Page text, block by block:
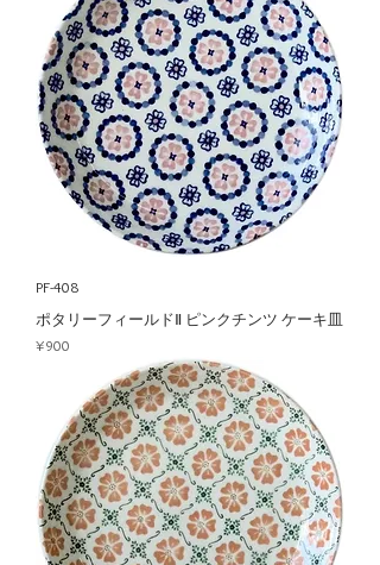
PF-408
ポタリーフィールドⅡ ピンクチンツ ケーキ皿
Price
¥900